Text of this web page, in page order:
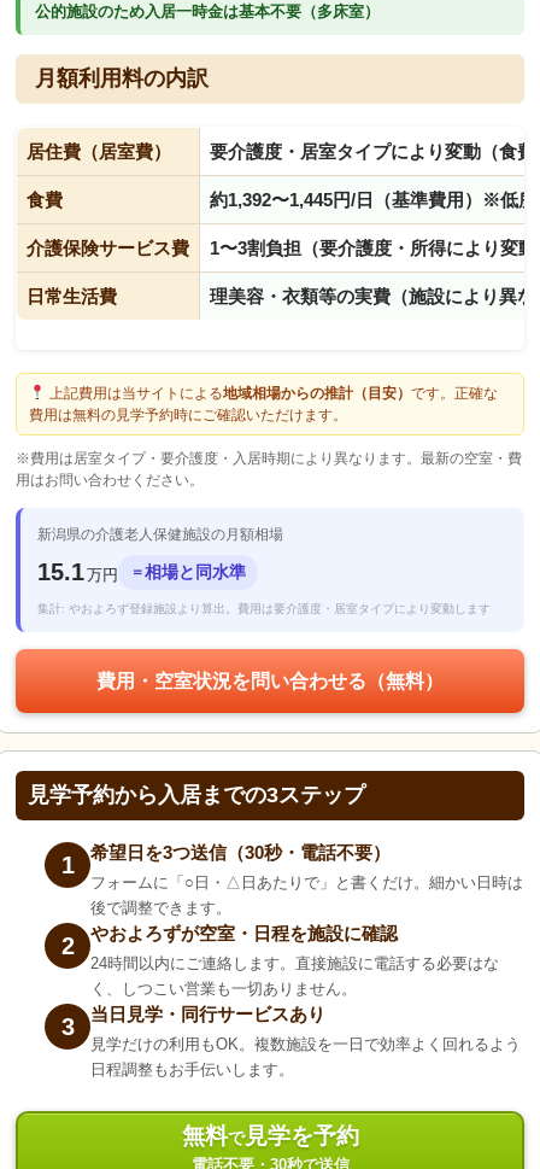
公的施設のため入居一時金は基本不要（多床室）
月額利用料の内訳
居住費（居室費） 要介護度・居室タイプにより変動（食
食費 約1,392〜1,445円/日（基準費用）※低
介護保険サービス費 1〜3割負担（要介護度・所得により変動
日常生活費 理美容・衣類等の実費（施設により異な
上記費用は当サイトによる地域相場からの推計（目安） です。正確な
費用は無料の見学予約時にご確認いただけます。
※費用は居室タイプ・要介護度・入居時期により異なります。最新の空室・費
用はお問い合わせください。
新潟県の介護老人保健施設の月額相場
15.1万円 ＝相場と同水準
集計: やおよろず登録施設より算出。費用は要介護度・居室タイプにより変動します
費用・空室状況を問い合わせる（無料）
見学予約から入居までの3ステップ
1 希望日を3つ送信（30秒・電話不要）
フォームに「○日・△日あたりで」と書くだけ。細かい日時は
後で調整できます。
2 やおよろずが空室・日程を施設に確認
24時間以内にご連絡します。直接施設に電話する必要はな
く、しつこい営業も一切ありません。
3 当日見学・同行サービスあり
見学だけの利用もOK。複数施設を一日で効率よく回れるよう
日程調整もお手伝いします。
無料で見学を予約
電話不要・30秒で送信